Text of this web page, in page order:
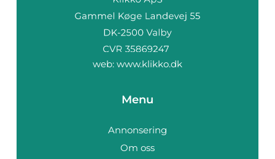
web: www.klikko.dk
Menu
Annonsering
Om oss